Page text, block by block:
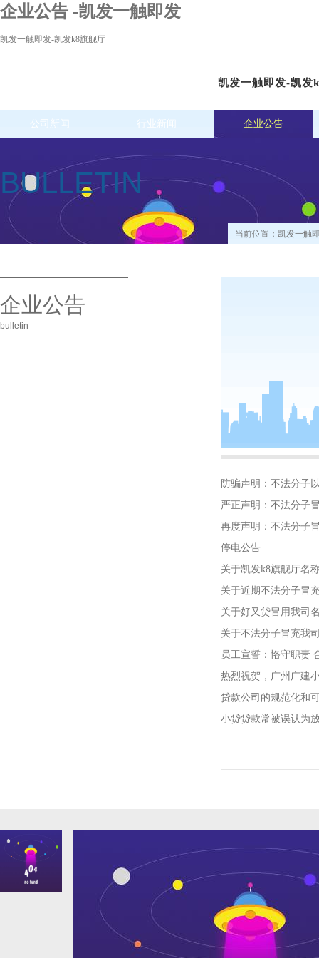
企业公告 -凯发一触即发
凯发一触即发-凯发k8旗舰厅
凯发一触即发-凯发
公司新闻 行业新闻 企业公告
BULLETIN
当前位置： 凯发一触
企业公告
bulletin
防骗声明：不法分子
严正声明：不法分子
再度声明：不法分子
停电公告
关于凯发k8旗舰厅名
关于近期不法分子冒
关于好又贷冒用我司
关于不法分子冒充我
员工宣誓：恪守职责
热烈祝贺，广州广建
贷款公司的规范化和
小贷贷款常被误认为